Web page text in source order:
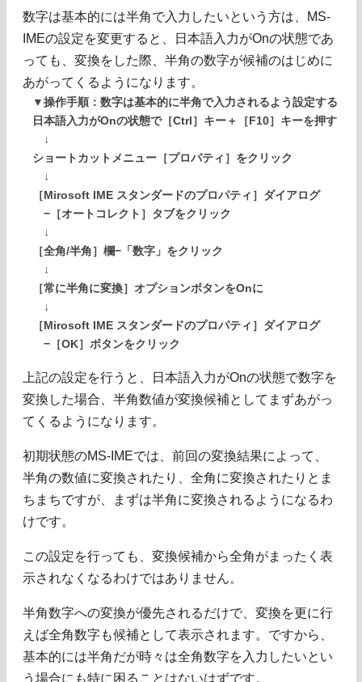
数字は基本的には半角で入力したいという方は、MS-
IMEの設定を変更すると、日本語入力がOnの状態であ
っても、変換をした際、半角の数字が候補のはじめに
あがってくるようになります。
▼操作手順：数字は基本的に半角で入力されるよう設定する
日本語入力がOnの状態で［Ctrl］キー＋［F10］キーを押す
↓
ショートカットメニュー［プロパティ］をクリック
↓
［Mirosoft IME スタンダードのプロパティ］ダイアログ
−［オートコレクト］タブをクリック
↓
［全角/半角］欄−「数字」をクリック
↓
［常に半角に変換］オプションボタンをOnに
↓
［Mirosoft IME スタンダードのプロパティ］ダイアログ
−［OK］ボタンをクリック
上記の設定を行うと、日本語入力がOnの状態で数字を
変換した場合、半角数値が変換候補としてまずあがっ
てくるようになります。
初期状態のMS-IMEでは、前回の変換結果によって、
半角の数値に変換されたり、全角に変換されたりとま
ちまちですが、まずは半角に変換されるようになるわ
けです。
この設定を行っても、変換候補から全角がまったく表
示されなくなるわけではありません。
半角数字への変換が優先されるだけで、変換を更に行
えば全角数字も候補として表示されます。ですから、
基本的には半角だが時々は全角数字を入力したいとい
う場合にも特に困ることはないはずです。